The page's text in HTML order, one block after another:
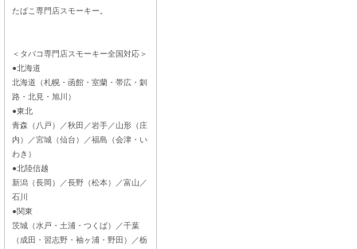
たばこ専門店スモーキー。
＜タバコ専門店スモーキー全国対応＞
●北海道
北海道（札幌・函館・室蘭・帯広・釧
路・北見・旭川）
●東北
青森（八戸）／秋田／岩手／山形（庄
内）／宮城（仙台）／福島（会津・い
わき）
●北陸信越
新潟（長岡）／長野（松本）／富山／
石川
●関東
茨城（水戸・土浦・つくば）／千葉
（成田・習志野・袖ヶ浦・野田）／栃